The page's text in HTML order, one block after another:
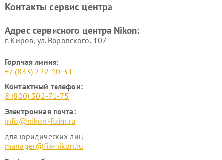
Ремонт цифровых монокуляров Nikon
Контакты сервис центра
Адрес сервисного центра Nikon:
г. Киров, ул. Воровского, 107
Горячая линия:
+7 (833) 222-10-31
Контактный телефон:
8 (800) 302-71-75
Электронная почта:
info@nikon-fixim.ru
для юридических лиц
manager@fix-nikon.ru